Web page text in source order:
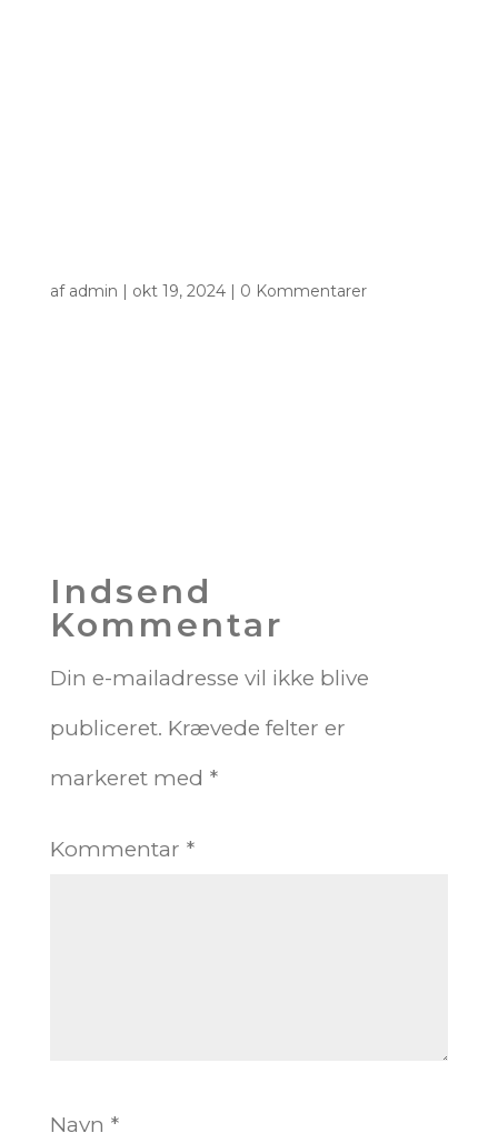
af admin | okt 19, 2024| 0 Kommentarer
Indsend
Kommentar
Din e-mailadresse vil ikke blive
publiceret. Krævede felter er
markeret med *
Kommentar *
Navn *